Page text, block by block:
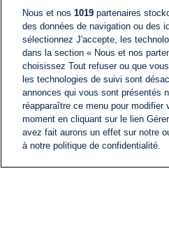
Nous et nos 1019 partenaires
des données de navigation ou des
sélectionnez J'accepte, les
dans la section « Nous et nos
choisissez Tout refuser ou que
les technologies de suivi sont
annonces qui vous sont présentés
réapparaître ce menu pour
moment en cliquant sur le lien
avez fait aurons un effet sur notre
à notre politique de confidentialité.